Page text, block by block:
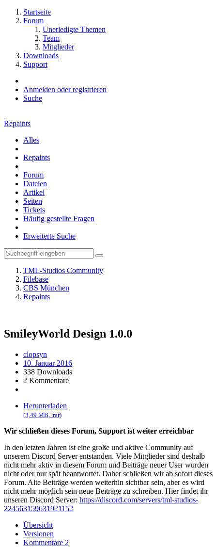
Startseite
Forum
Unerledigte Themen
Team
Mitglieder
Downloads
Support
Anmelden oder registrieren
Suche
Repaints
Alles
Repaints
Forum
Dateien
Artikel
Seiten
Tickets
Häufig gestellte Fragen
Erweiterte Suche
TML-Studios Community
Filebase
CBS München
Repaints
SmileyWorld Design 1.0.0
clopsyn
10. Januar 2016
338 Downloads
2 Kommentare
Herunterladen
(3,49 MB, .rar)
Wir schließen dieses Forum, Support ist weiter erreichbar
In den letzten Jahren ist eine große und aktive Community auf
unserem Discord Server entstanden. Viele Mitglieder sind deshalb
nicht mehr aktiv in diesem Forum und Beiträge neuer User wurden
nicht oder nur spät beantwortet. Daher schließen wir ab sofort dieses
Forum. Alte Beiträge werden weiterhin sichtbar sein, aber es wird
nicht mehr möglich sein neue Beiträge zu schreiben. Hier findet ihr
unseren Discord Server: https://discord.com/servers/tml-studios-
224563159631921152
Übersicht
Versionen
Kommentare 2